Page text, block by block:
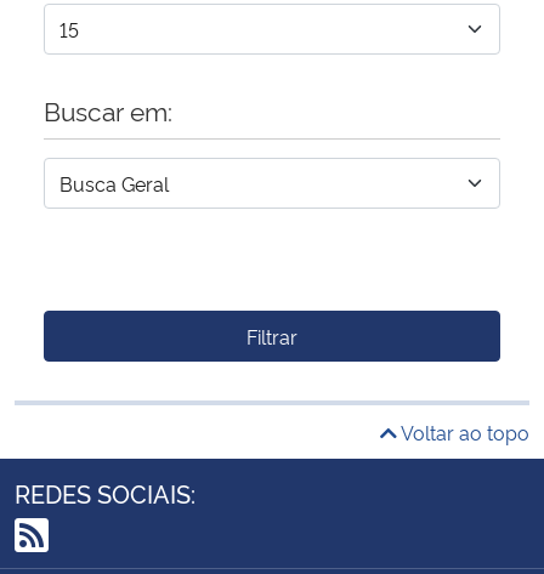
Buscar em:
Filtrar
Voltar ao topo
REDES SOCIAIS: